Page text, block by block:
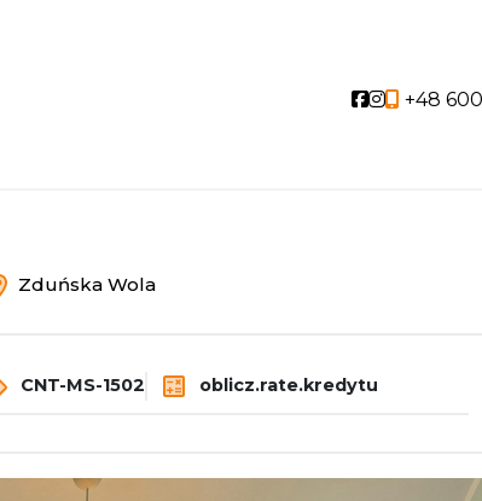
Social link
Social link
+48
Zduńska Wola
CNT-MS-1502 oblicz.rate.kredytu